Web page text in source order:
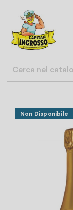
Non Disponibile